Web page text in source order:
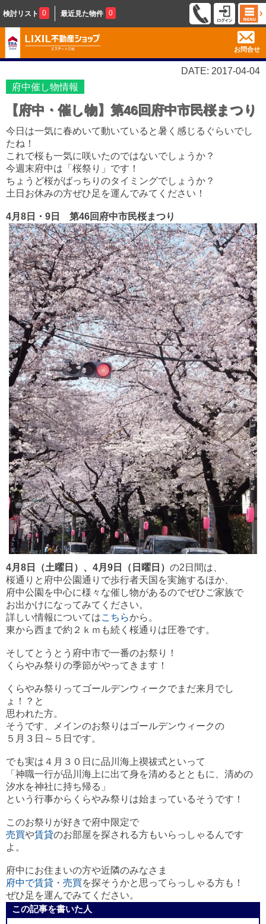
検討リスト 0 最近見た物件 0
お問合せ
DATE: 2017-04-04
府中催し物情報
【府中・催し物】第46回府中市民桜まつり
今日は一気に春めいて動いていると暑く感じるぐらいでし
たね！
これで桜も一気に咲いたのではないでしょうか？
今週末府中は「桜祭り」です！
ちょうど桜がばっちりのタイミングでしょうか？
土日お休みの方ぜひ足を運んでみてください！
4月8日・9日 第46回府中市民桜まつり
4月8日（土曜日）、4月9日（日曜日） の2日間は、
桜通りと府中公園通りで歩行者天国を実施するほか、
府中公園を中心に様々な催し物があるのでぜひご家族で
お出かけになってみてください。
詳しい情報についてはこちらから。
東から西まで約２ｋｍも続く桜通りは圧巻です。
そしてとうとう府中市で一番のお祭り！
くらやみ祭りの季節がやってきます！
くらやみ祭りってゴールデンウィークでまだ来月でし
ょ！？と
思われた方。
そうです、メインのお祭りはゴールデンウィークの
５月３日～５日です。
でも実は４月３０日に品川海上禊祓式といって
「神職一行が品川海上に出て身を清めるとともに、清めの
汐水を神社に持ち帰る」
という行事からくらやみ祭りは始まっているそうです！
このお祭りが好きで府中限定で
売買や賃貸のお部屋を探される方もいらっしゃるんです
よ。
府中にお住まいの方や近隣のみなさま
府中で賃貸 ・ 売買を探そうかと思ってらっしゃる方も！
ぜひ足を運んでみてください。
この記事を書いた人